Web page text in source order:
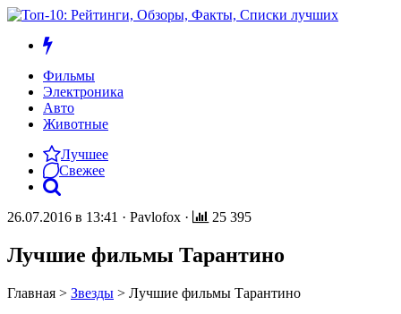
Фильмы
Электроника
Авто
Животные
Лучшее
Свежее
26.07.2016 в 13:41 · Pavlofox · 25 395
Лучшие фильмы Тарантино
Главная > Звезды > Лучшие фильмы Тарантино